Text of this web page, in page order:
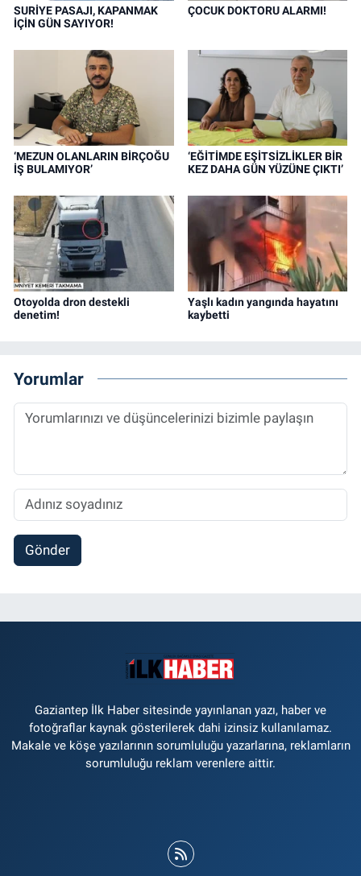
SURİYE PASAJI, KAPANMAK
İÇİN GÜN SAYIYOR!
ÇOCUK DOKTORU ALARMI!
‘MEZUN OLANLARIN BİRÇOĞU
İŞ BULAMIYOR’
‘EĞİTİMDE EŞİTSİZLİKLER BİR
KEZ DAHA GÜN YÜZÜNE ÇIKTI’
Otoyolda dron destekli
denetim!
Yaşlı kadın yangında hayatını
kaybetti
Yorumlar
Gönder
Gaziantep İlk Haber sitesinde yayınlanan yazı, haber ve
fotoğraflar kaynak gösterilerek dahi izinsiz kullanılamaz.
Makale ve köşe yazılarının sorumluluğu yazarlarına, reklamların
sorumluluğu reklam verenlere aittir.